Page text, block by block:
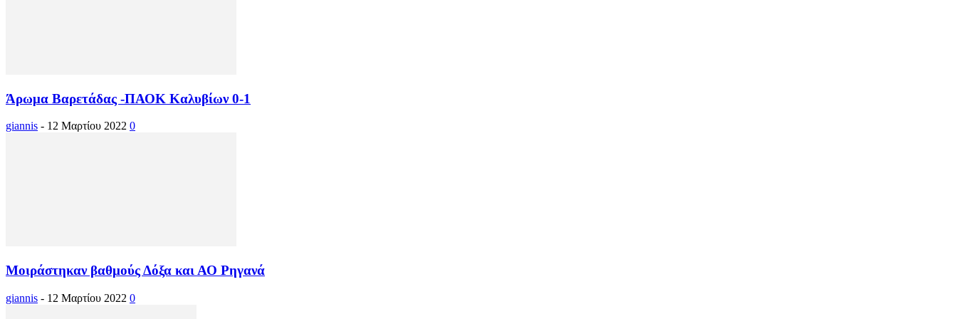
Άρωμα Βαρετάδας -ΠΑΟΚ Καλυβίων 0-1
giannis - 12 Μαρτίου 2022 0
Μοιράστηκαν βαθμούς Δόξα και ΑΟ Ρηγανά
giannis - 12 Μαρτίου 2022 0